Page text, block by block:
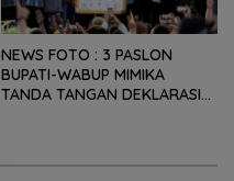
NEWS FOTO : 3 PASLON
BUPATI-WABUP MIMIKA
TANDA TANGAN DEKLARASI